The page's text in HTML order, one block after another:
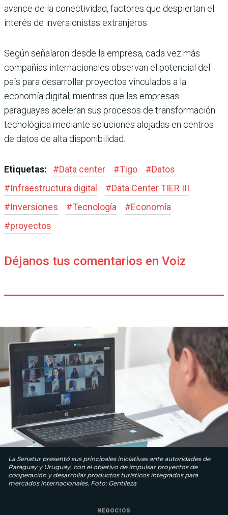
avance de la conectividad, factores que despiertan el
interés de inversionistas extranjeros.
Según señalaron desde la empresa, cada vez más
compañías internacionales observan el potencial del
país para desarrollar proyectos vinculados a la
economía digital, mientras que las empresas
paraguayas aceleran sus procesos de transformación
tecnológica mediante soluciones alojadas en centros
de datos de alta disponibilidad.
Etiquetas: #Data center #Tigo #Datos
#Infraestructura digital #Data Center TIER III
#Inversiones #Tecnología #Economía
#proyectos
Déjanos tus comentarios en Voiz
La Senatur presentó sus principales iniciativas ante autoridades de
Paraguay y Uruguay, con el objetivo de impulsar proyectos de
cooperación y desarrollar productos turísticos integrados para
mercados internacionales. Foto: Gentileza
NEGOCIOS